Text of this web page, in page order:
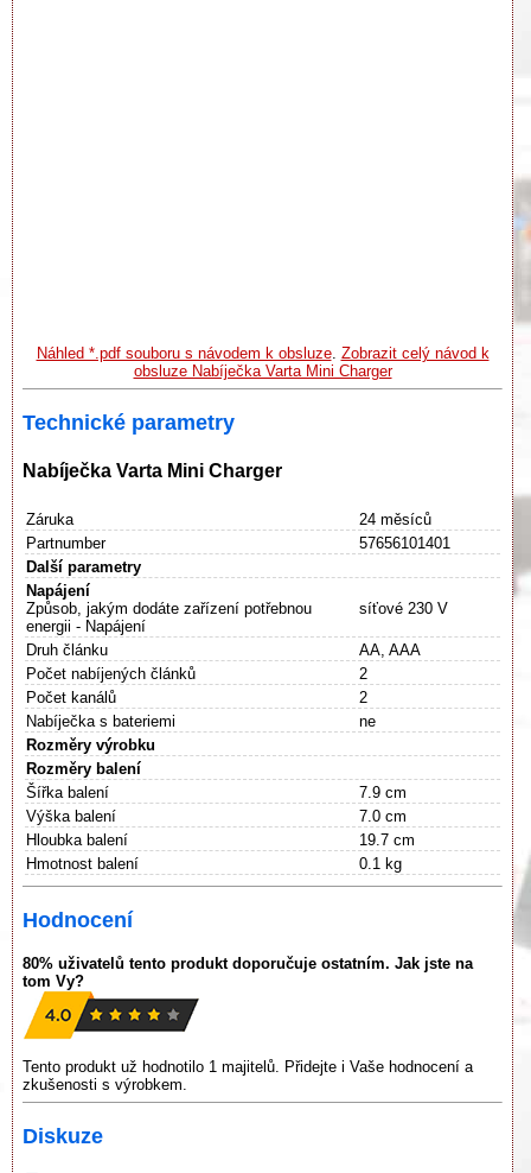
Náhled *.pdf souboru s návodem k obsluze. Zobrazit celý návod k
obsluze Nabíječka Varta Mini Charger
Technické parametry
Nabíječka Varta Mini Charger
Záruka
24 měsíců
Partnumber
57656101401
Další parametry
Napájení
Způsob, jakým dodáte zařízení potřebnou
energii - Napájení
síťové 230 V
Druh článku
AA, AAA
Počet nabíjených článků
2
Počet kanálů
2
Nabíječka s bateriemi
ne
Rozměry výrobku
Rozměry balení
Šířka balení
7.9 cm
Výška balení
7.0 cm
Hloubka balení
19.7 cm
Hmotnost balení
0.1 kg
Hodnocení
80% uživatelů tento produkt doporučuje ostatním. Jak jste na
tom Vy?
Tento produkt už hodnotilo 1 majitelů. Přidejte i Vaše hodnocení a
zkušenosti s výrobkem.
Diskuze